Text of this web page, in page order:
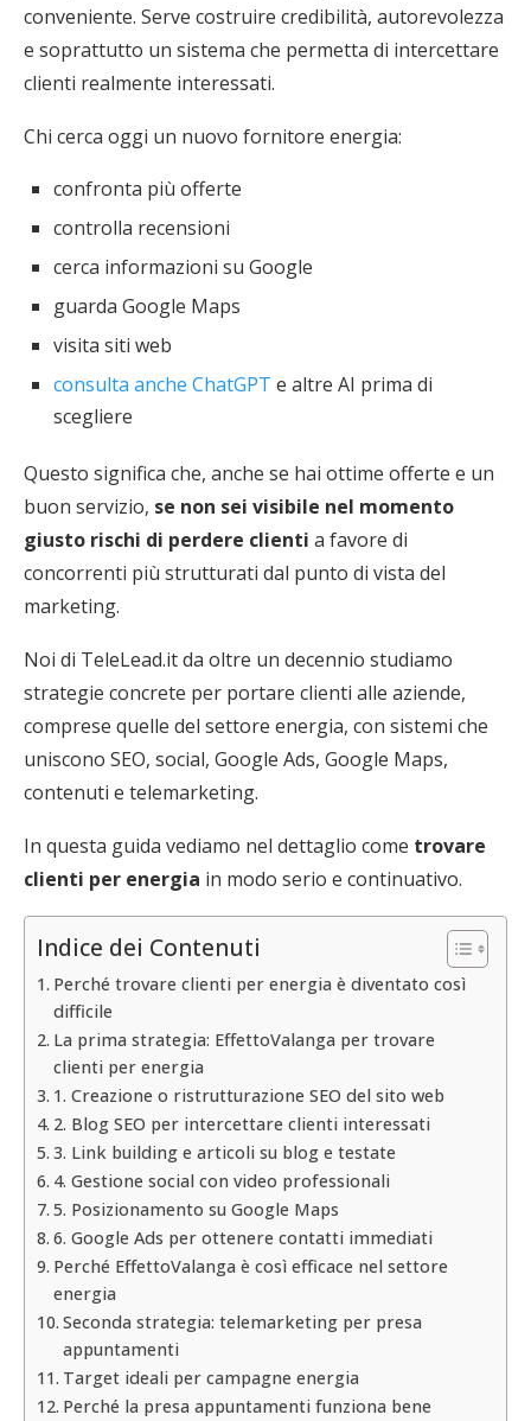
conveniente. Serve costruire credibilità, autorevolezza
e soprattutto un sistema che permetta di intercettare
clienti realmente interessati.
Chi cerca oggi un nuovo fornitore energia:
confronta più offerte
controlla recensioni
cerca informazioni su Google
guarda Google Maps
visita siti web
consulta anche ChatGPT e altre AI prima di
scegliere
Questo significa che, anche se hai ottime offerte e un
buon servizio, se non sei visibile nel momento
giusto rischi di perdere clienti a favore di
concorrenti più strutturati dal punto di vista del
marketing.
Noi di TeleLead.it da oltre un decennio studiamo
strategie concrete per portare clienti alle aziende,
comprese quelle del settore energia, con sistemi che
uniscono SEO, social, Google Ads, Google Maps,
contenuti e telemarketing.
In questa guida vediamo nel dettaglio come trovare
clienti per energia in modo serio e continuativo.
Indice dei Contenuti
Perché trovare clienti per energia è diventato così
difficile
La prima strategia: EffettoValanga per trovare
clienti per energia
1. Creazione o ristrutturazione SEO del sito web
2. Blog SEO per intercettare clienti interessati
3. Link building e articoli su blog e testate
4. Gestione social con video professionali
5. Posizionamento su Google Maps
6. Google Ads per ottenere contatti immediati
Perché EffettoValanga è così efficace nel settore
energia
Seconda strategia: telemarketing per presa
appuntamenti
Target ideali per campagne energia
Perché la presa appuntamenti funziona bene